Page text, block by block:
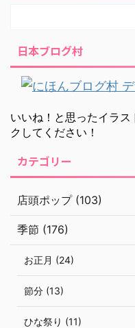
日本ブログ村
いいね！と思ったイラ
クしてください！
カテゴリー
店頭ポップ (103)
季節 (176)
お正月 (24)
節分 (13)
ひな祭り (11)